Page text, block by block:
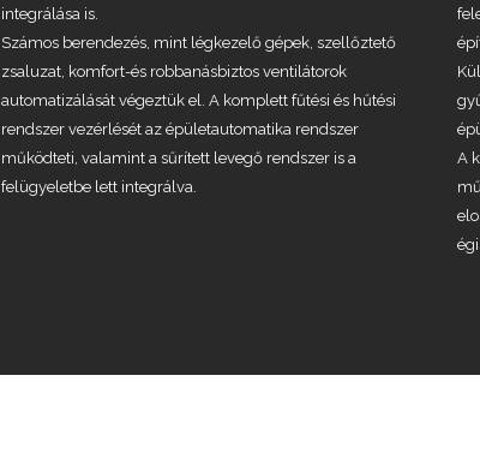
integrálása is.
Számos berendezés, mint légkezelő gépek, szellőztető
zsaluzat, komfort-és robbanásbiztos ventilátorok
automatizálását végeztük el. A komplett fűtési és hűtési
rendszer vezérlését az épületautomatika rendszer
működteti, valamint a sűrített levegő rendszer is a
felügyeletbe lett integrálva.
A